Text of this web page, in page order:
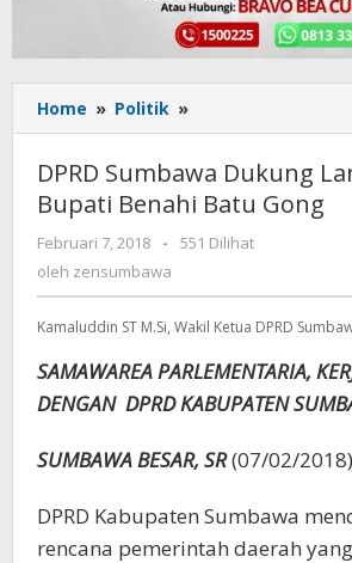
Home » Politik »
Sumbawa
Dukung
Langkah
Bupati
Benahi
DPRD Sumbawa Dukung
Bupati Benahi Batu Gong
Februari 7, 2018
oleh
zensumbawa
-
551 Dilihat
oleh zensumbawa
Kamaluddin ST M.Si, Wakil Ketua DPRD
SAMAWAREA PARLEMENTARIA,
DENGAN DPRD KABUPATEN
SUMBAWA BESAR, SR(07/02/2018)
DPRD Kabupaten Sumbawa
rencana pemerintah daerah